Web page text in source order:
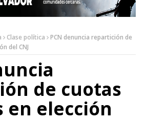
Clase política
PCN denuncia repartición de
del CNJ
de cuotas
en elección